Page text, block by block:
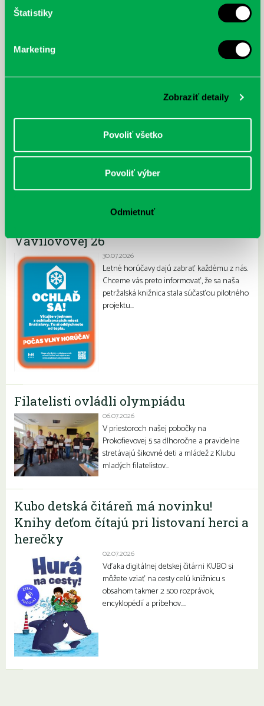
Štatistiky
Marketing
Zobraziť detaily
Povoliť všetko
Povoliť výber
Odmietnuť
mikulas-13.JPG mikulas-15.JPG
Najnovšie
Vavilovovej 26
30.07.2026
Letné horúčavy dajú zabrať každému z nás.
Chceme vás preto informovať, že sa naša
petržalská knižnica stala súčasťou pilotného
projektu…
Filatelisti ovládli olympiádu
06.07.2026
V priestoroch našej pobočky na
Prokofievovej 5 sa dlhoročne a pravidelne
stretávajú šikovné deti a mládež z Klubu
mladých filatelistov…
Kubo detská čitáreň má novinku!
Knihy deťom čítajú pri listovaní herci a
herečky
02.07.2026
Vďaka digitálnej detskej čitárni KUBO si
môžete vziať na cesty celú knižnicu s
obsahom takmer 2 500 rozprávok,
encyklopédií a príbehov….